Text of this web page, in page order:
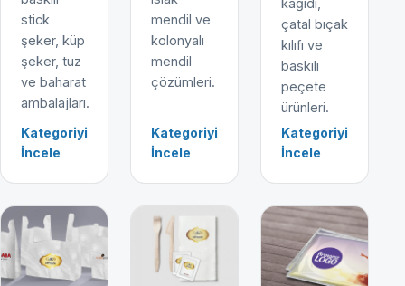
stick
şeker, küp
şeker, tuz
ve baharat
ambalajları.
Kategoriyi
İncele
mendil ve
kolonyalı
mendil
çözümleri.
Kategoriyi
İncele
çatal bıçak
kılıfı ve
baskılı
peçete
ürünleri.
Kategoriyi
İncele